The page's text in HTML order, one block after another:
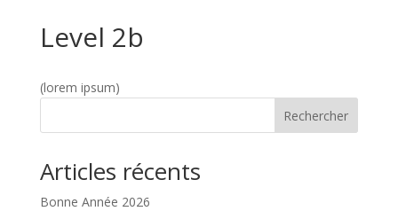
Level 2b
(lorem ipsum)
Rechercher
Articles récents
Bonne Année 2026